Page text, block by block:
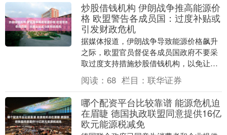
炒股借钱机构 伊朗战争推高能源价
格 欧盟警告各成员国：过度补贴或
引发财政危机
据媒体报道，伊朗战争导致能源价格飙升
之际，欧盟官员督促各成员国政府不要采
取过度支持措施炒股借钱机构，以免让能
源危机演变为财政危机。 据参与讨论的人
士透露，欧盟委....
阅读： 68 栏目： 联华证券
哪个配资平台比较靠谱 能源危机迫
在眉睫 德国执政联盟同意提供16亿
欧元能源税减免